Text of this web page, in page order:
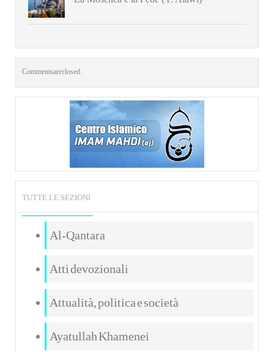
Comments are closed.
TUTTE LE SEZIONI
Al-Qantara
Atti devozionali
Attualità, politica e società
Ayatullah Khamenei